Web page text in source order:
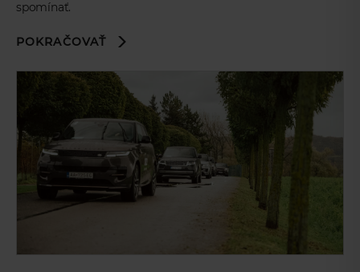
spomínať.
POKRAČOVAŤ